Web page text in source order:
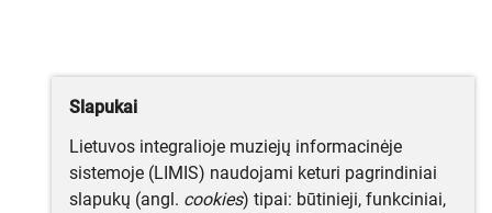
Slapukai
Lietuvos integralioje muziejų informacinėje
sistemoje (LIMIS) naudojami keturi pagrindiniai
slapukų (angl. cookies) tipai: būtinieji, funkciniai,